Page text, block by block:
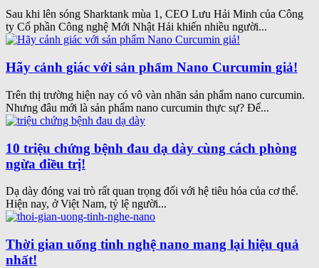
Sau khi lên sóng Sharktank mùa 1, CEO Lưu Hải Minh của Công
ty Cổ phần Công nghệ Mới Nhật Hải khiến nhiều người...
Hãy cảnh giác với sản phẩm Nano Curcumin giả!
Trên thị trường hiện nay có vô vàn nhãn sản phẩm nano curcumin.
Nhưng đâu mới là sản phẩm nano curcumin thực sự? Để...
10 triệu chứng bệnh đau dạ dày cùng cách phòng
ngừa điều trị!
Dạ dày đóng vai trò rất quan trọng đối với hệ tiêu hóa của cơ thể.
Hiện nay, ở Việt Nam, tỷ lệ người...
Thời gian uống tinh nghệ nano mang lại hiệu quả
nhất!